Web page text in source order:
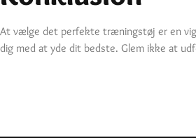
At vælge det perfekte træningstøj er en
dig med at yde dit bedste. Glem ikke at